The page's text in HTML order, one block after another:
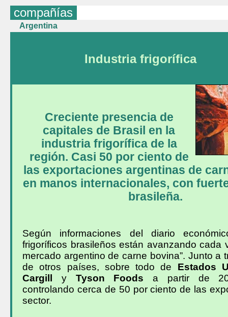
compañías
Argentina
Industria frigorífica
Creciente presencia de
capitales de Brasil en la
industria frigorífica de la
región. Casi 50 por ciento de
las exportaciones argentinas de
en manos internacionales, con
brasileña.
Según informaciones del diario
frigoríficos brasileños están avanzando cada
mercado argentino de carne bovina”. Junto a
de otros países, sobre todo de Estados
Cargill
y Tyson Foods a partir de
controlando cerca de 50 por ciento de las
sector.